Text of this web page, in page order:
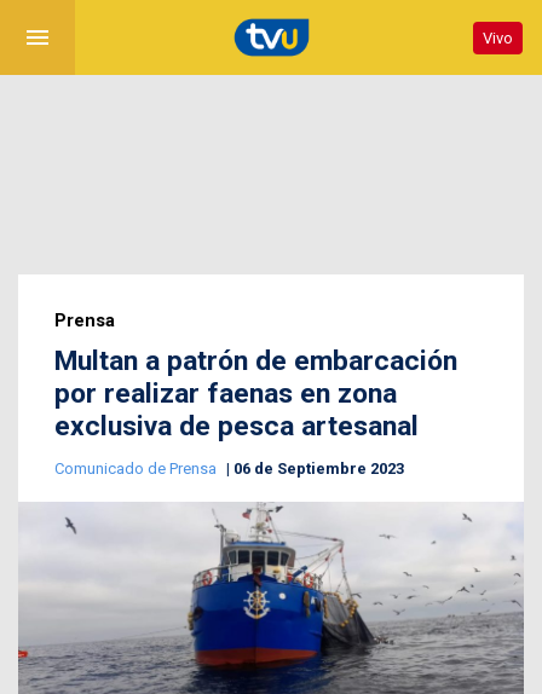
menu Vivo
Prensa
Multan a patrón de embarcación
por realizar faenas en zona
exclusiva de pesca artesanal
Comunicado de Prensa 06 de Septiembre 2023